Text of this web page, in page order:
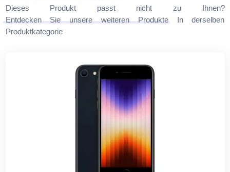
Dieses Produkt passt nicht zu Ihnen?
Entdecken Sie unsere weiteren ProdukteIn derselben
Produktkategorie